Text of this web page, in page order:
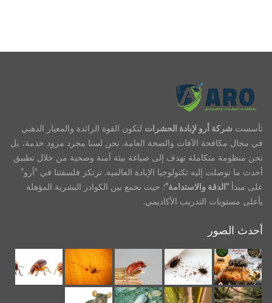
تأسست شركة أرو لإبادة الحشرات لتكون القوة الرائدة والمعيار الذهبي
في مجال مكافحة الآفات والصحة العامة. نحن لسنا مجرد مزود خدمة، بل
نحن منظومة متكاملة تهدف إلى صياغة بيئة آمنة وصحية من خلال تطبيق
أحدث ما توصلت إليه تكنولوجيا الإبادة العالمية. ترتكز فلسفتنا في “أرو”
على مبدأ “الدقة والاستدامة”؛ حيث نجمع بين الكوادر البشرية المؤهلة
بأعلى مستويات التدريب الأكاديمي.
أحدث الصور